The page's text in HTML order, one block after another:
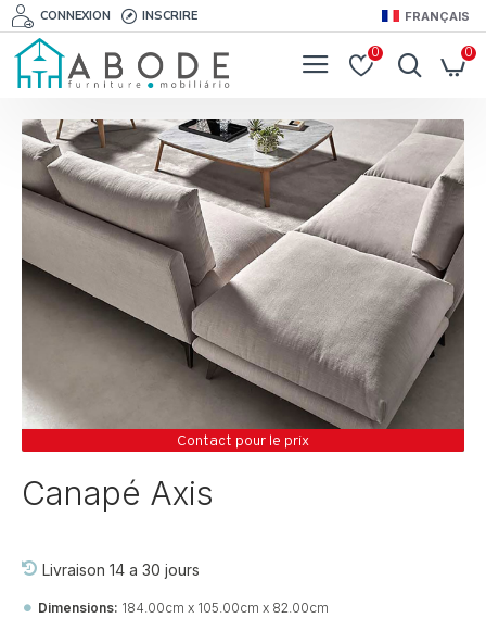
CONNEXION INSCRIRE FRANÇAIS
0 0
Contact pour le prix
Canapé Axis
Livraison 14 a 30 jours
Dimensions: 184.00cm x 105.00cm x 82.00cm